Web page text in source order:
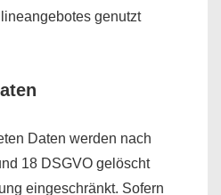
genutzt
Daten werden nach
18 DSGVO gelöscht
eingeschränkt. Sofern